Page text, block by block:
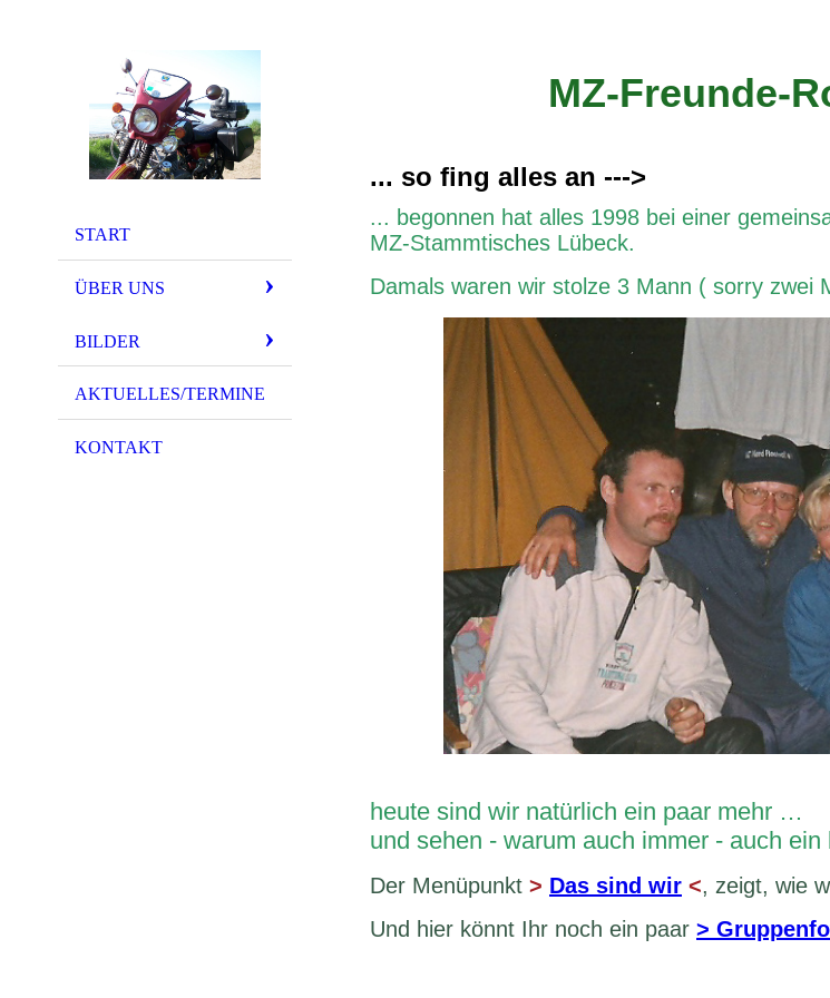
START
ÜBER UNS
BILDER
AKTUELLES/TERMINE
KONTAKT
MZ-Freunde-
... so fing alles an --->
... begonnen hat alles 1998 bei einer
MZ-Stammtisches Lübeck.
Damals waren wir stolze 3 Mann ( sorry zwei
heute sind wir natürlich ein paar mehr …
und sehen - warum auch immer - auch
Der Menüpunkt > Das sind wir <, zeigt, wie
Und hier könnt Ihr noch ein paar >